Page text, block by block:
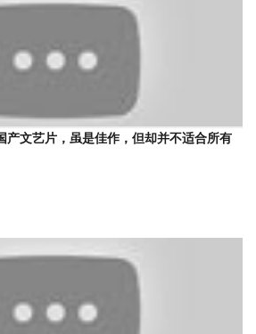
产文艺片，虽是佳作，但却并不适合所有